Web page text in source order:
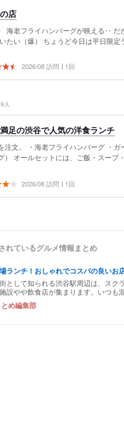
店
海老フライハンバーグが映える‥ だ
たい（爆） ちょうど今日は平日限定
2026/08 訪問 1回
人
足の渋谷で人気の洋食ランチ
注文。 ・海老フライハンバーグ ・
） オールセットには、ご飯・スープ
2026/08 訪問 1回
れているグルメ情報まとめ
ランチ！おしゃれでコスパの良いお
として知られる渋谷駅周辺は、スク
設やや飲食店が集まります。いつも
め編集部